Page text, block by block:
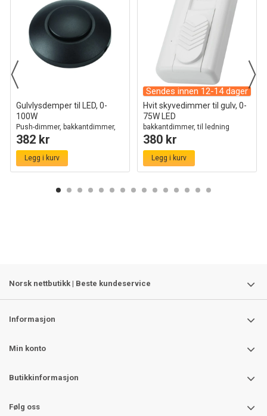
Gulvlysdemper til LED, 0-
100W
Push-dimmer, bakkantdimmer,
sort
382 kr
Legg i kurv
Sendes innen 12-14 dager
Hvit skyvedimmer til gulv, 0-
75W LED
bakkantdimmer, til ledning
380 kr
Legg i kurv
Norsk nettbutikk | Beste kundeservice
Informasjon
Min konto
Butikkinformasjon
Følg oss